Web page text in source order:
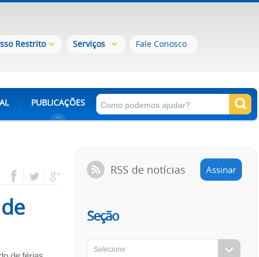
Restrito Serviços Fale Conosco
PUBLICAÇÕES
RSS de notícias Assinar
Seção
Selecione